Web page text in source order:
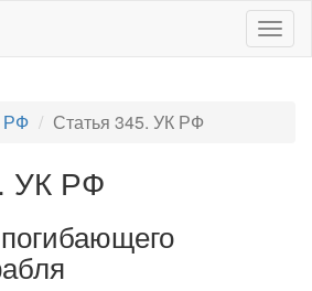
РФ Статья 345. УК РФ
УК РФ